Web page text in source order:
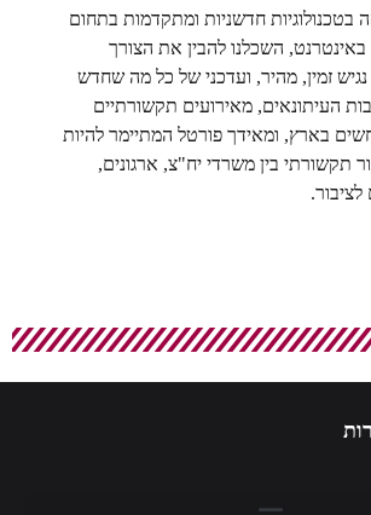
חדשניות ומתקדמות בתחום
באינטרנט, השכלנו להבין את הצורך
זמין, מהיר, ועדכני של כל מה שחדש
העיתונאים, מאירועים תקשורתיים
בארץ, ומאידך פורטל המתיימר להיות
תקשורתי בין משרדי יח"צ, ארגונים,